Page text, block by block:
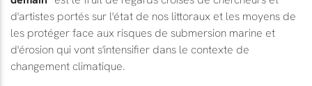
d'artistes portés sur l'état de nos littoraux et les moyens de
les protéger face aux risques de submersion marine et
d'érosion qui vont s'intensifier dans le contexte de
changement climatique.